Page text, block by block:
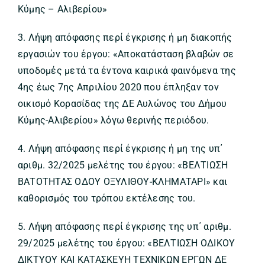
Κύμης – Αλιβερίου»
3. Λήψη απόφασης περί έγκρισης ή μη διακοπής
εργασιών του έργου: «Αποκατάσταση βλαβών σε
υποδομές μετά τα έντονα καιρικά φαινόμενα της
4ης έως 7ης Απριλίου 2020 που έπληξαν τον
οικισμό Κορασίδας της ΔΕ Αυλώνος του Δήμου
Κύμης-Αλιβερίου» λόγω θερινής περιόδου.
4. Λήψη απόφασης περί έγκρισης ή μη της υπ΄
αριθμ. 32/2025 μελέτης του έργου: «ΒΕΛΤΙΩΣΗ
ΒΑΤΟΤΗΤΑΣ ΟΔΟΥ ΟΞΥΛΙΘΟΥ-ΚΛΗΜΑΤΑΡΙ» και
καθορισμός του τρόπου εκτέλεσης του.
5. Λήψη απόφασης περί έγκρισης της υπ΄ αριθμ.
29/2025 μελέτης του έργου: «ΒΕΛΤΙΩΣΗ ΟΔΙΚΟΥ
ΔΙΚΤΥΟΥ ΚΑΙ ΚΑΤΑΣΚΕΥΗ ΤΕΧΝΙΚΩΝ ΕΡΓΩΝ ΔΕ